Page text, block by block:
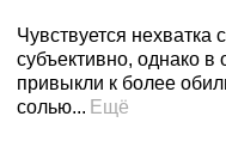
Чувствуется
субъективно, однако
привыкли к более
солью... Ещё